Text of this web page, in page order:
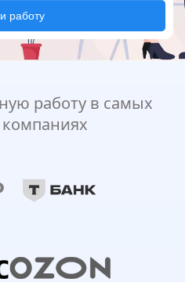
работу
работу в самых